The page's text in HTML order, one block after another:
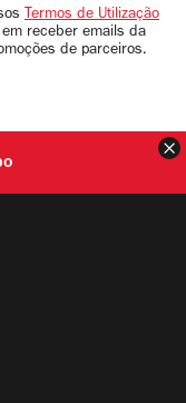
Termos de Utilização
receber emails da
de parceiros.